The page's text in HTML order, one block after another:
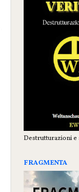
Destrutturazioni e
FRAGMENTA